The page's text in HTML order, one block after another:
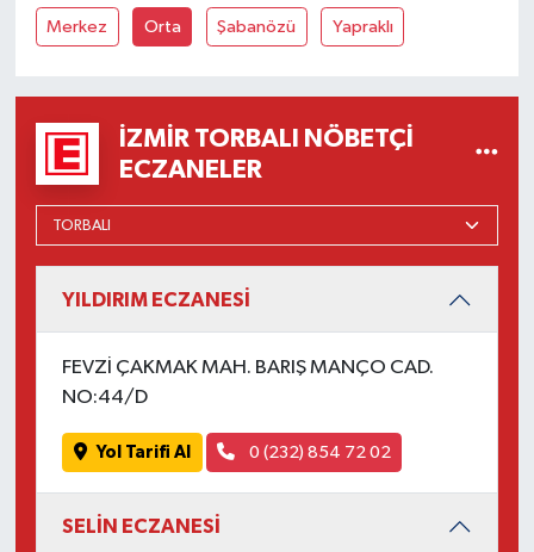
Merkez Orta Şabanözü Yapraklı
İZMIR TORBALI NÖBETÇI
ECZANELER
YILDIRIM ECZANESİ
FEVZİ ÇAKMAK MAH. BARIŞ MANÇO CAD.
NO:44/D
Yol Tarifi Al 0 (232) 854 72 02
SELİN ECZANESİ